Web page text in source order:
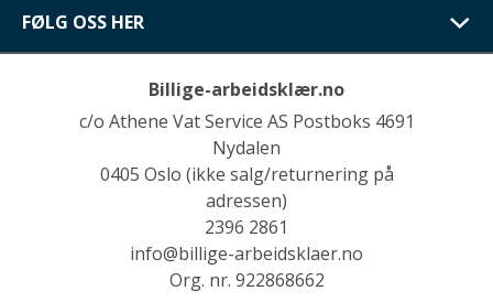
FØLG OSS HER
Billige-arbeidsklær.no
c/o Athene Vat Service AS Postboks 4691
Nydalen
0405 Oslo (ikke salg/returnering på
adressen)
2396 2861
info@billige-arbeidsklaer.no
Org. nr. 922868662